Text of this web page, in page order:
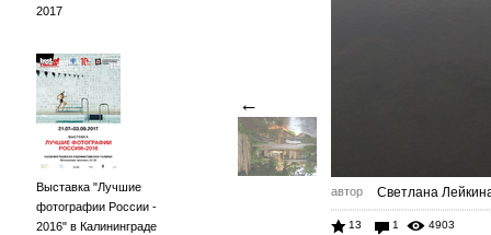
2017
Выставка "Лучшие
фотографии России -
2016" в Калининграде
←
автор Светлана
13 1 4903